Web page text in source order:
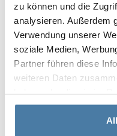
zu können und die
analysieren. Außerdem
Verwendung unserer
soziale Medien,
Partner führen diese
weiteren Daten
gesammelt haben.
Soffan SITON
form
Det är en unik möbel
designen. Den solida
ovanliga form kommer
krävande kunderna,
originalitet. De stilfulla
och understryker